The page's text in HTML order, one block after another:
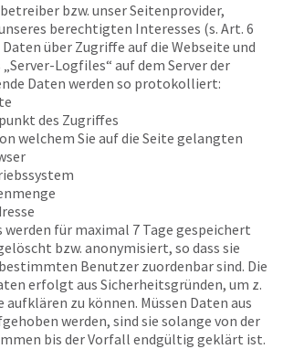
bzw. unser Seitenprovider,
berechtigten Interesses (s. Art. 6
Daten über Zugriffe auf die Webseite und
Logfiles“ auf dem Server der
Daten werden so protokolliert:
des Zugriffes
welchem Sie auf die Seite gelangten
werden für maximal 7 Tage gespeichert
bzw. anonymisiert, so dass sie
Benutzer zuordenbar sind. Die
erfolgt aus Sicherheitsgründen, um z.
aufklären zu können. Müssen Daten aus
werden, sind sie solange von der
bis der Vorfall endgültig geklärt ist.